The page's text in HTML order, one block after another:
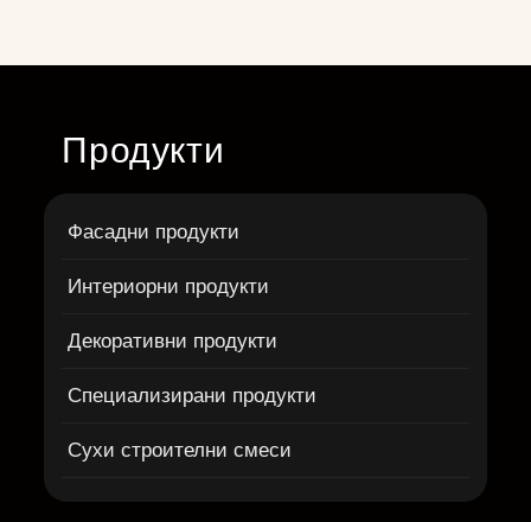
Продукти
Фасадни продукти
Интериорни продукти
Декоративни продукти
Специализирани продукти
Сухи строителни смеси